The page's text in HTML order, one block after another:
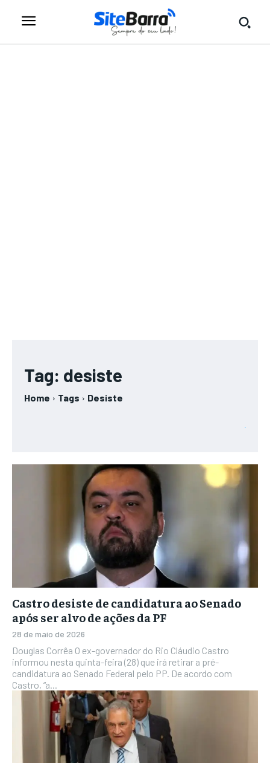
Tag: desiste
Home Tags Desiste
Castro desiste de candidatura ao Senado
após ser alvo de ações da PF
28 de maio de 2026
Douglas Corrêa O ex-governador do Rio Cláudio Castro
informou nesta quinta-feira (28) que irá retirar a pré-
candidatura ao Senado Federal pelo PP. De acordo com
Castro, “a...